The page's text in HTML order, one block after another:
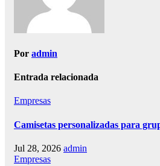
Por admin
Entrada relacionada
Empresas
Camisetas personalizadas para
Jul 28, 2026 admin
Empresas